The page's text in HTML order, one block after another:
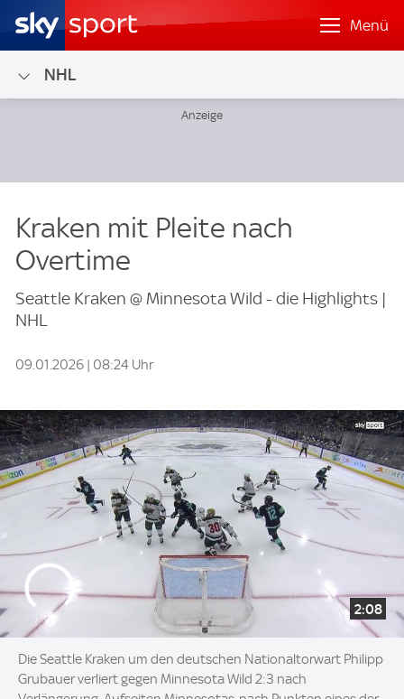
Menü
NHL
Kraken mit Pleite nach
Overtime
Seattle Kraken @ Minnesota Wild - die Highlights |
NHL
09.01.2026 | 08:24 Uhr
2:08
Die Seattle Kraken um den deutschen Nationaltorwart Philipp
Grubauer verliert gegen Minnesota Wild 2:3 nach